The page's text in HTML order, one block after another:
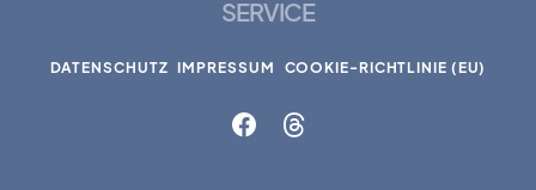
KREUZFAHRT-NEWS FÜR INSIDER
SERVICE